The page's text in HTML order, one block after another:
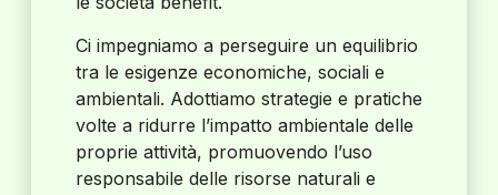
Ci impegniamo a perseguire un equilibrio
tra le esigenze economiche, sociali e
ambientali. Adottiamo strategie e pratiche
volte a ridurre l’impatto ambientale delle
proprie attività, promuovendo l’uso
responsabile delle risorse naturali e